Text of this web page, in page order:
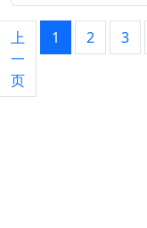
上
一
页
1 2 3